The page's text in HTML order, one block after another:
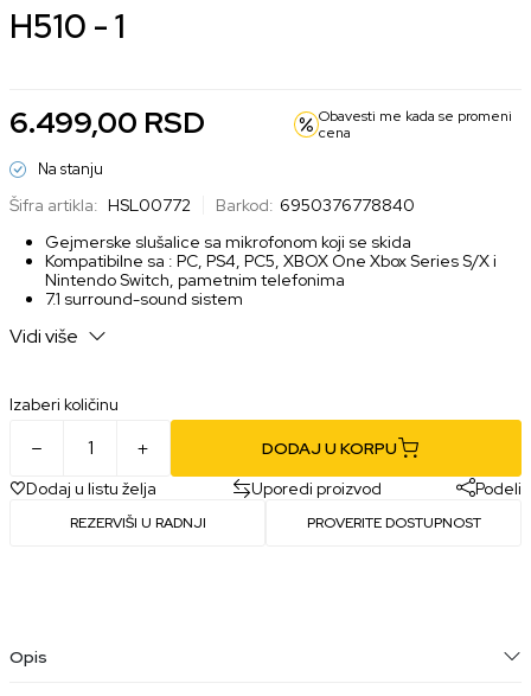
H510 - 1
6.499,00 RSD
Obavesti me kada se promeni
cena
Na stanju
Šifra artikla: HSL00772 Barkod: 6950376778840
Gejmerske slušalice sa mikrofonom koji se skida
Kompatibilne sa : PC, PS4, PC5, XBOX One Xbox Series S/X i
Nintendo Switch, pametnim telefonima
7.1 surround-sound sistem
Nezavisna kontrolna tabla za kontrolu jačine zvuka i uključenja
Vidi više
Izaberi količinu
DODAJ U KORPU
Dodaj u listu želja
Uporedi proizvod Podeli
REZERVIŠI U RADNJI PROVERITE DOSTUPNOST
Opis